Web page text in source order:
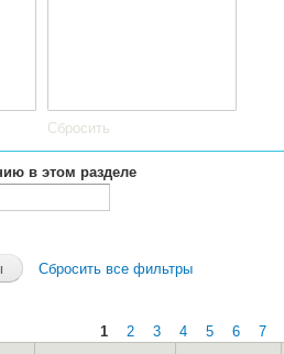
Сбросить
в этом разделе
Сбросить все фильтры
1 2 3 4 5 6 7